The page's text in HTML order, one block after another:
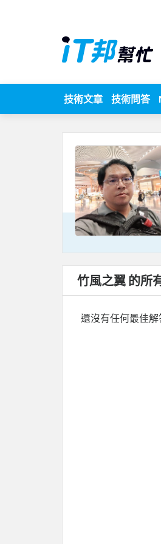
技術文章 技術問答
竹風之翼 的所
還沒有任何最佳解